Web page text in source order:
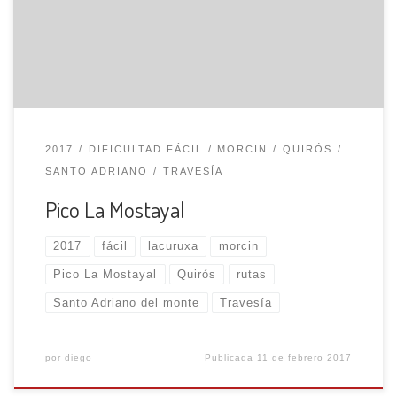
2017 DIFICULTAD FÁCIL MORCIN QUIRÓS
SANTO ADRIANO TRAVESÍA
Pico La Mostayal
2017 fácil lacuruxa morcin
Pico La Mostayal Quirós rutas
Santo Adriano del monte Travesía
por diego Publicada 11 de febrero 2017